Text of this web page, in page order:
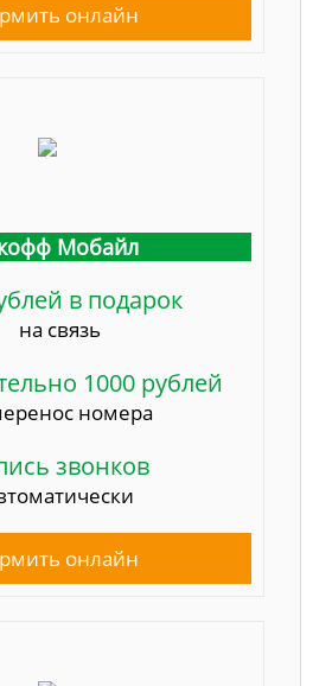
онлайн
Мобайл
в подарок
на связь
1000 рублей
номера
звонков
онлайн